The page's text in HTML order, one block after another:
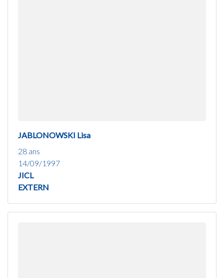
JABLONOWSKI Lisa
28 ans
14/09/1997
JICL
EXTERN